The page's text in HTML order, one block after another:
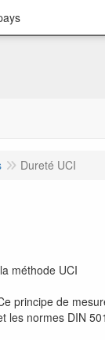
Dureté UCI
méthode UCI
principe de
les normes DIN